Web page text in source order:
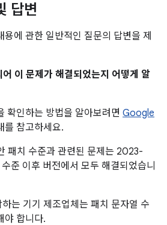
답변
에 관한 일반적인 질문의 답변을 제
이 문제가 해결되었는지 어떻게 알
확인하는 방법을 알아보려면 Google
를 참고하세요.
패치 수준과 관련된 문제는 2023-
준 이후 버전에서 모두 해결되었습니
는 기기 제조업체는 패치 문자열 수
야 합니다.